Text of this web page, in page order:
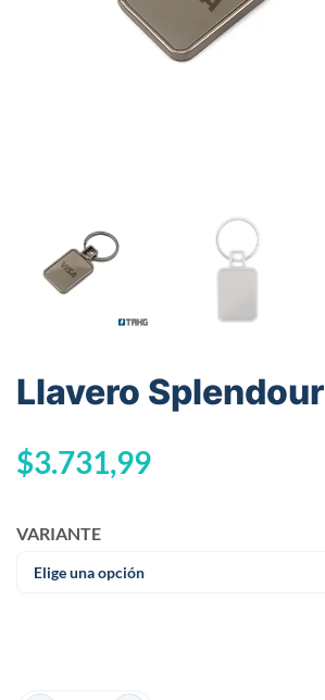
Llavero Splendour
$3.731,99
VARIANTE